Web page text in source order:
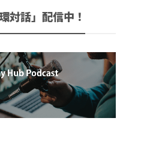
対話」配信中！